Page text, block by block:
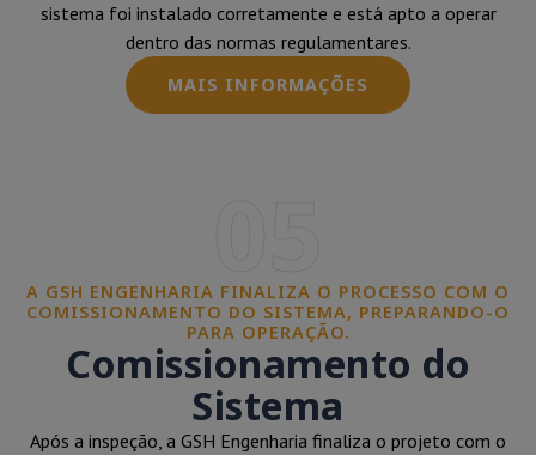
sistema foi instalado corretamente e está apto a operar
dentro das normas regulamentares.
MAIS INFORMAÇÕES
A GSH ENGENHARIA FINALIZA O PROCESSO COM O
COMISSIONAMENTO DO SISTEMA, PREPARANDO-O
PARA OPERAÇÃO.
Comissionamento do
Sistema
Após a inspeção, a GSH Engenharia finaliza o projeto com o